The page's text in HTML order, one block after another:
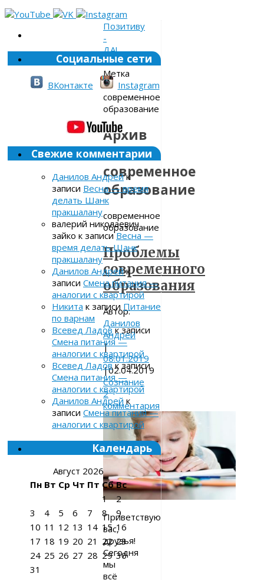
Позитиву
-
ДА!
»
Метка
»
современное
образование
Архив
метки:
современное
образование
современное
образование
Проблемы
современного
образования
Автор:
Данилов
Андрей
|
08.01.2019
|02.04.2019
Сознание
2
комментария
Приветствую
вас,
друзья!
Сегодня
мы
всё
Социальные сети
ВКонтакте Instagram
Свежие комментарии
Данилов Андрейк
записи Весна — время
делать Шанк
пракшалану
валерий николаевич
зайко к записиВесна —
время делать Шанк
пракшалану
Данилов Андрейк
записи Смена питания —
аналогии с квартирой
Никита к записи Питание
по варнам
Всевед Ладовк записи
Смена питания —
аналогии с квартирой
Всевед Ладовк записи
Смена питания —
аналогии с квартирой
Данилов Андрей к
записи Смена питания —
аналогии с квартирой
Календарь
Август 2026
Пн Вт Ср Чт Пт Сб Вс
1
2
3
4 5 6 7 8
9
10 11 12 13 14 15 16
17 18 19 20 21 22 23
24 25 26 27 28 29 30
31